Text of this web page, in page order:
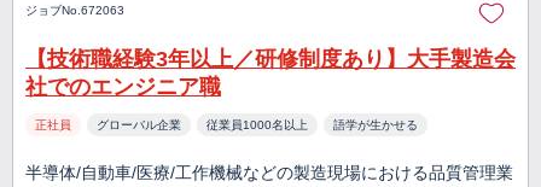
ジョブNo.672063
【技術職経験3年以上／研修制度あり】大手製造会
社でのエンジニア職
正社員 グローバル企業 従業員1000名以上 語学が生かせる
半導体/自動車/医療/工作機械などの製造現場における品質管理業